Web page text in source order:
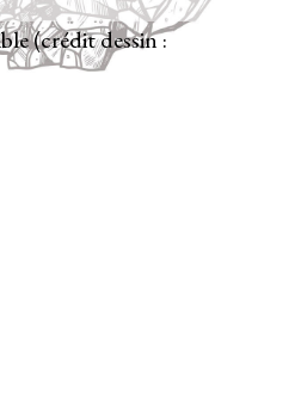
(crédit dessin :